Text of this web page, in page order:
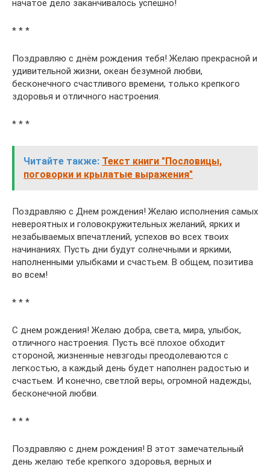
начатое дело заканчивалось успешно!
* * *
Поздравляю с днём рождения тебя! Желаю прекрасной и
удивительной жизни, океан безумной любви,
бесконечного счастливого времени, только крепкого
здоровья и отличного настроения.
* * *
Читайте также: Текст книги "Пословицы,
поговорки и крылатые выражения"
Поздравляю с Днем рождения! Желаю исполнения самых
невероятных и головокружительных желаний, ярких и
незабываемых впечатлений, успехов во всех твоих
начинаниях. Пусть дни будут солнечными и яркими,
наполненными улыбками и счастьем. В общем, позитива
во всем!
* * *
С днем рождения! Желаю добра, света, мира, улыбок,
отличного настроения. Пусть всё плохое обходит
стороной, жизненные невзгоды преодолеваются с
легкостью, а каждый день будет наполнен радостью и
счастьем. И конечно, светлой веры, огромной надежды,
бесконечной любви.
* * *
Поздравляю с днем рождения! В этот замечательный
день желаю тебе крепкого здоровья, верных и